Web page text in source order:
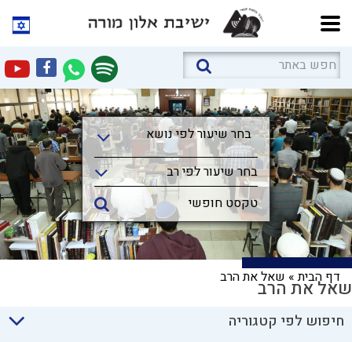
בחר שיעור לפי נושא
בחר שיעור לפי נושא
בחר שיעור לפי רב
דף הבית» שאל את הרבשאל את הרב
חיפוש לפי קטגוריה